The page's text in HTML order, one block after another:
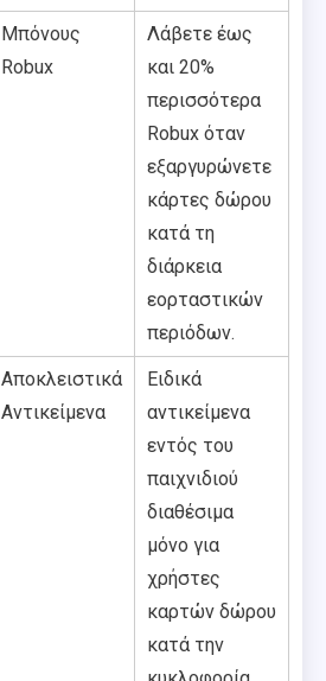
Μπόνους
Robux
Λάβετε έως
και 20%
περισσότερα
Robux όταν
εξαργυρώνετε
κάρτες δώρου
κατά τη
διάρκεια
εορταστικών
περιόδων.
Αποκλειστικά
Αντικείμενα
Ειδικά
αντικείμενα
εντός του
παιχνιδιού
διαθέσιμα
μόνο για
χρήστες
καρτών δώρου
κατά την